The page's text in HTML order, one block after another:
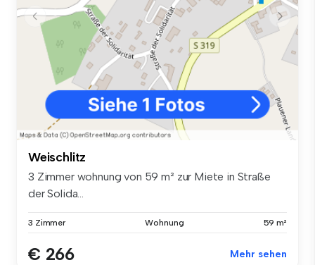
Weischlitz
3 Zimmer wohnung von 59 m² zur Miete in Straße
der Solida...
3 Zimmer Wohnung 59 m²
€ 266 Mehr sehen